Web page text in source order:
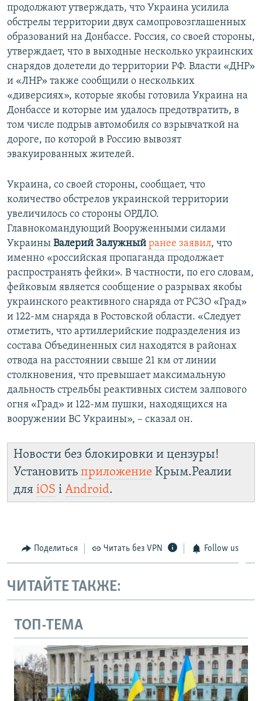
продолжают утверждать, что Украина усилила
обстрелы территории двух самопровозглашенных
образований на Донбассе. Россия, со своей стороны,
утверждает, что в выходные несколько украинских
снарядов долетели до территории РФ. Власти «ДНР»
и «ЛНР» также сообщили о нескольких
«диверсиях», которые якобы готовила Украина на
Донбассе и которые им удалось предотвратить, в
том числе подрыв автомобиля со взрывчаткой на
дороге, по которой в Россию вывозят
эвакуированных жителей.
Украина, со своей стороны, сообщает, что
количество обстрелов украинской территории
увеличилось со стороны ОРДЛО.
Главнокомандующий Вооруженными силами
Украины Валерий Залужный ранее заявил, что
именно «российская пропаганда продолжает
распространять фейки». В частности, по его словам,
фейковым является сообщение о разрывах якобы
украинского реактивного снаряда от РСЗО «Град»
и 122-мм снаряда в Ростовской области. «Следует
отметить, что артиллерийские подразделения из
состава Объединенных сил находятся в районах
отвода на расстоянии свыше 21 км от линии
столкновения, что превышает максимальную
дальность стрельбы реактивных систем залпового
огня «Град» и 122-мм пушки, находящихся на
вооружении ВС Украины», – сказал он.
Новости без блокировки и цензуры!
Установить приложение Крым.Реалии
для iOS і Android.
Поделиться Читать без VPN Follow us
ЧИТАЙТЕ ТАКЖЕ:
ТОП-ТЕМА